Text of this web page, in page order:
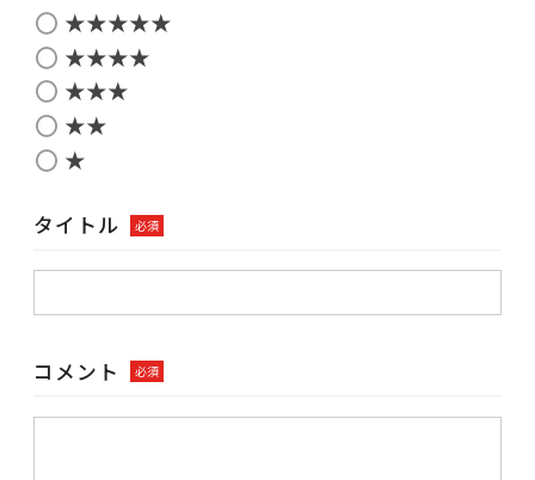
★★★★★
★★★★
★★★
★★
★
タイトル 必須
コメント 必須